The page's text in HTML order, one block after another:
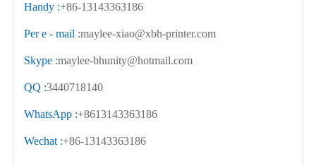
Handy :+86-13143363186
Per e - mail :maylee-xiao@xbh-printer.com
Skype :maylee-bhunity@hotmail.com
QQ :3440718140
WhatsApp :+8613143363186
Wechat :+86-13143363186